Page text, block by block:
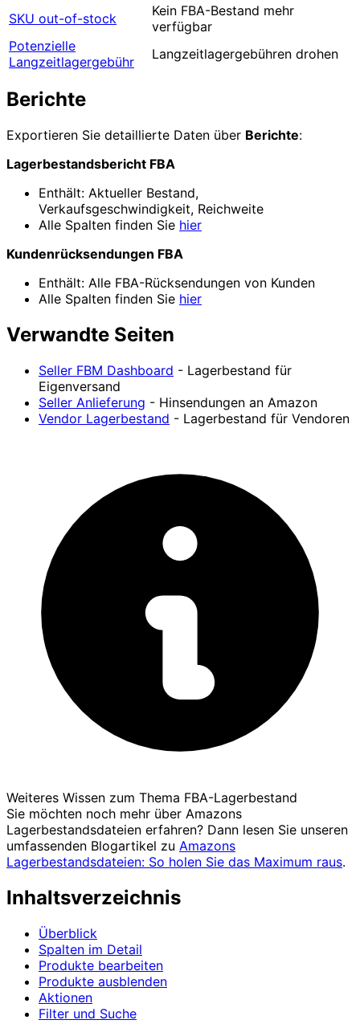
SKU out-of-stock
Kein FBA-Bestand mehr
verfügbar
Potenzielle
Langzeitlagergebühr
Langzeitlagergebühren drohen
Berichte
Exportieren Sie detaillierte Daten über Berichte:
Lagerbestandsbericht FBA
Enthält: Aktueller Bestand,
Verkaufsgeschwindigkeit, Reichweite
Alle Spalten finden Sie hier
Kundenrücksendungen FBA
Enthält: Alle FBA-Rücksendungen von Kunden
Alle Spalten finden Sie hier
Verwandte Seiten
Seller FBM Dashboard - Lagerbestand für
Eigenversand
Seller Anlieferung - Hinsendungen an Amazon
Vendor Lagerbestand - Lagerbestand für Vendoren
Weiteres Wissen zum Thema FBA-Lagerbestand
Sie möchten noch mehr über Amazons
Lagerbestandsdateien erfahren? Dann lesen Sie unseren
umfassenden Blogartikel zu Amazons
Lagerbestandsdateien: So holen Sie das Maximum raus.
Inhaltsverzeichnis
Überblick
Spalten im Detail
Produkte bearbeiten
Produkte ausblenden
Aktionen
Filter und Suche